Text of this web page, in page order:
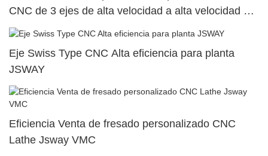
CNC de 3 ejes de alta velocidad a alta velocidad en
venta
Eje Swiss Type CNC Alta eficiencia para planta
JSWAY
Eficiencia Venta de fresado personalizado CNC
Lathe Jsway VMC